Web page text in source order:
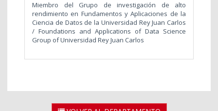
Miembro del Grupo de investigación de alto
rendimiento en Fundamentos y Aplicaciones de la
Ciencia de Datos de la Universidad Rey Juan Carlos
/ Foundations and Applications of Data Science
Group of Universidad Rey Juan Carlos